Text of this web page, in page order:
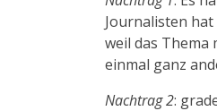
Journalisten hat
weil das Thema
einmal ganz
Nachtrag 2: